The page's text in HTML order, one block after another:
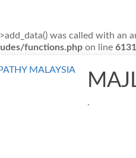
was called with an
functions.php on line 6131
.